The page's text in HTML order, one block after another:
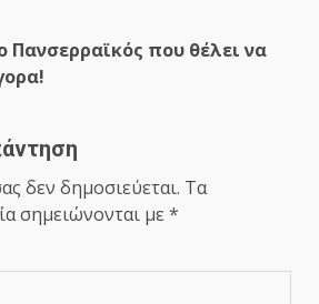
Πανσερραϊκός που θέλει να
δεν δημοσιεύεται. Τα
σημειώνονται με *